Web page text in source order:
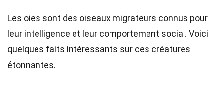
Les oies sont des oiseaux migrateurs connus pour
leur intelligence et leur comportement social. Voici
quelques faits intéressants sur ces créatures
étonnantes.